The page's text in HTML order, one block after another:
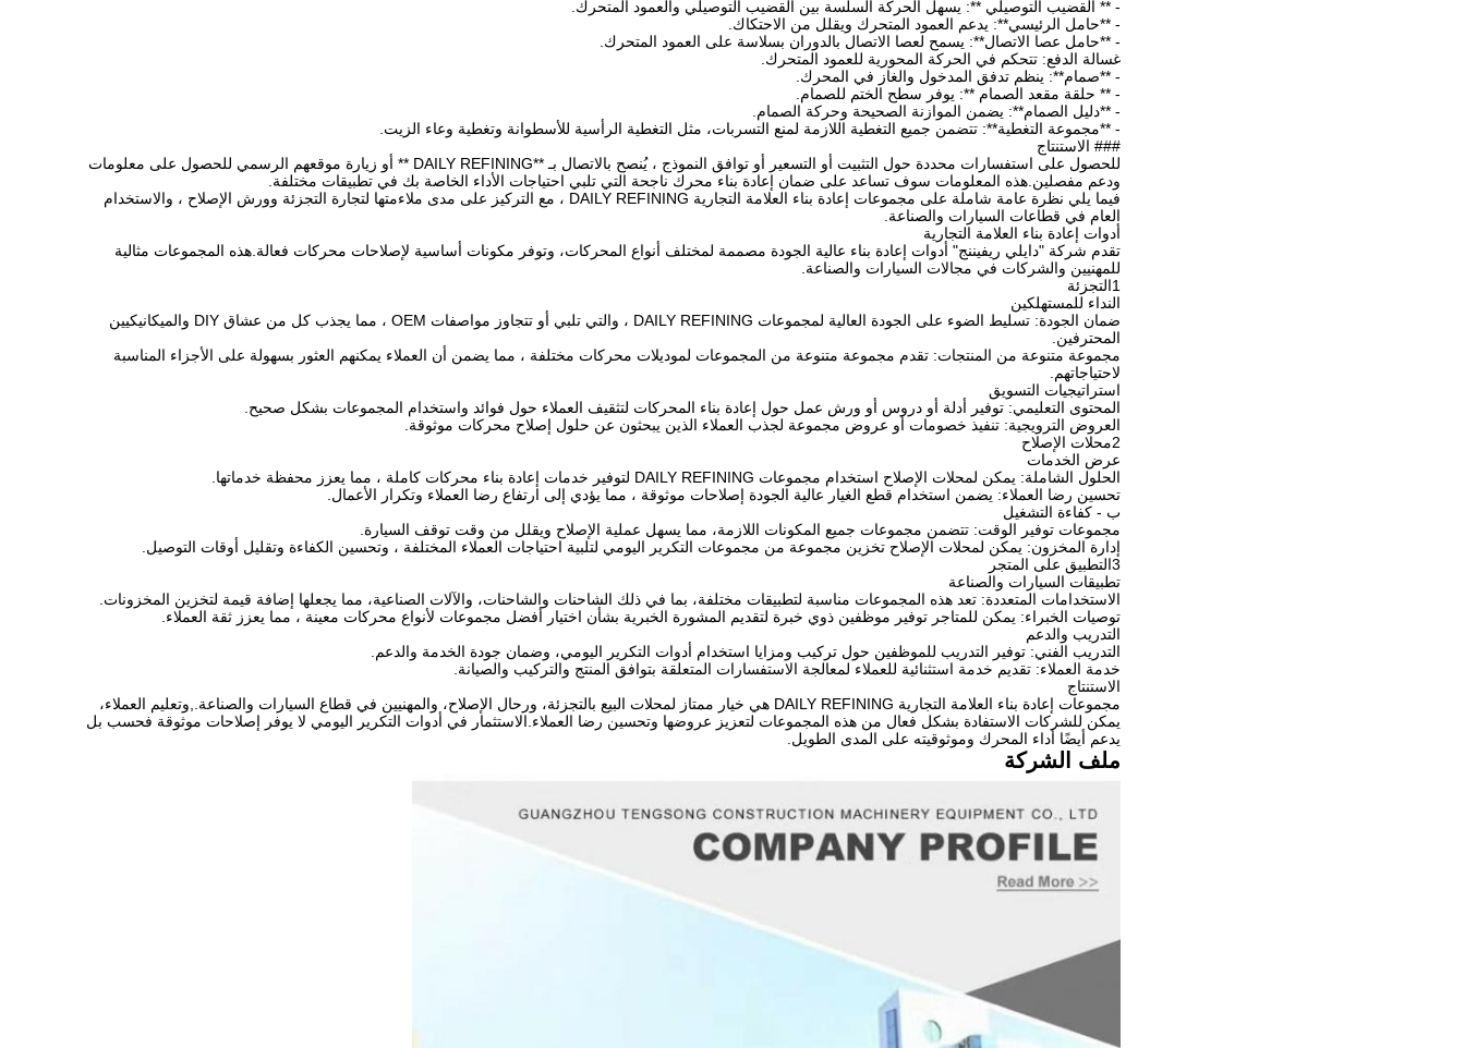
- ** القضيب التوصيلي **: يسهل الحركة السلسة بين القضيب التوصيلي والعمود المتحرك.
- **حامل الرئيسي**: يدعم العمود المتحرك ويقلل من الاحتكاك.
- **حامل عصا الاتصال**: يسمح لعصا الاتصال بالدوران بسلاسة على العمود المتحرك.
غسالة الدفع: تتحكم في الحركة المحورية للعمود المتحرك.
- **صمام**: ينظم تدفق المدخول والغاز في المحرك.
- ** حلقة مقعد الصمام **: يوفر سطح الختم للصمام.
- **دليل الصمام**: يضمن الموازنة الصحيحة وحركة الصمام.
- **مجموعة التغطية**: تتضمن جميع التغطية اللازمة لمنع التسربات، مثل التغطية الرأسية للأسطوانة وتغطية وعاء الزيت.
### الاستنتاج
للحصول على استفسارات محددة حول التثبيت أو التسعير أو توافق النموذج ، يُنصح بالاتصال بـ **DAILY REFINING ** أو زيارة موقعهم الرسمي للحصول على معلومات
ودعم مفصلين.هذه المعلومات سوف تساعد على ضمان إعادة بناء محرك ناجحة التي تلبي احتياجات الأداء الخاصة بك في تطبيقات مختلفة.
فيما يلي نظرة عامة شاملة على مجموعات إعادة بناء العلامة التجارية DAILY REFINING ، مع التركيز على مدى ملاءمتها لتجارة التجزئة وورش الإصلاح ، والاستخدام
العام في قطاعات السيارات والصناعة.
أدوات إعادة بناء العلامة التجارية
تقدم شركة "دايلي ريفيننج" أدوات إعادة بناء عالية الجودة مصممة لمختلف أنواع المحركات، وتوفر مكونات أساسية لإصلاحات محركات فعالة.هذه المجموعات مثالية
للمهنيين والشركات في مجالات السيارات والصناعة.
1التجزئة
النداء للمستهلكين
ضمان الجودة: تسليط الضوء على الجودة العالية لمجموعات DAILY REFINING ، والتي تلبي أو تتجاوز مواصفات OEM ، مما يجذب كل من عشاق DIY والميكانيكيين
المحترفين.
مجموعة متنوعة من المنتجات: تقدم مجموعة متنوعة من المجموعات لموديلات محركات مختلفة ، مما يضمن أن العملاء يمكنهم العثور بسهولة على الأجزاء المناسبة
لاحتياجاتهم.
استراتيجيات التسويق
المحتوى التعليمي: توفير أدلة أو دروس أو ورش عمل حول إعادة بناء المحركات لتثقيف العملاء حول فوائد واستخدام المجموعات بشكل صحيح.
العروض الترويجية: تنفيذ خصومات أو عروض مجموعة لجذب العملاء الذين يبحثون عن حلول إصلاح محركات موثوقة.
2محلات الإصلاح
عرض الخدمات
الحلول الشاملة: يمكن لمحلات الإصلاح استخدام مجموعات DAILY REFINING لتوفير خدمات إعادة بناء محركات كاملة ، مما يعزز محفظة خدماتها.
تحسين رضا العملاء: يضمن استخدام قطع الغيار عالية الجودة إصلاحات موثوقة ، مما يؤدي إلى ارتفاع رضا العملاء وتكرار الأعمال.
ب - كفاءة التشغيل
مجموعات توفير الوقت: تتضمن مجموعات جميع المكونات اللازمة، مما يسهل عملية الإصلاح ويقلل من وقت توقف السيارة.
إدارة المخزون: يمكن لمحلات الإصلاح تخزين مجموعة من مجموعات التكرير اليومي لتلبية احتياجات العملاء المختلفة ، وتحسين الكفاءة وتقليل أوقات التوصيل.
3التطبيق على المتجر
تطبيقات السيارات والصناعة
الاستخدامات المتعددة: تعد هذه المجموعات مناسبة لتطبيقات مختلفة، بما في ذلك الشاحنات والشاحنات، والآلات الصناعية، مما يجعلها إضافة قيمة لتخزين المخزونات.
توصيات الخبراء: يمكن للمتاجر توفير موظفين ذوي خبرة لتقديم المشورة الخبرية بشأن اختيار أفضل مجموعات لأنواع محركات معينة ، مما يعزز ثقة العملاء.
التدريب والدعم
التدريب الفني: توفير التدريب للموظفين حول تركيب ومزايا استخدام أدوات التكرير اليومي، وضمان جودة الخدمة والدعم.
خدمة العملاء: تقديم خدمة استثنائية للعملاء لمعالجة الاستفسارات المتعلقة بتوافق المنتج والتركيب والصيانة.
الاستنتاج
مجموعات إعادة بناء العلامة التجارية DAILY REFINING هي خيار ممتاز لمحلات البيع بالتجزئة، ورحال الإصلاح، والمهنيين في قطاع السيارات والصناعة.,وتعليم العملاء،
يمكن للشركات الاستفادة بشكل فعال من هذه المجموعات لتعزيز عروضها وتحسين رضا العملاء.الاستثمار في أدوات التكرير اليومي لا يوفر إصلاحات موثوقة فحسب بل
يدعم أيضًا أداء المحرك وموثوقيته على المدى الطويل.
ملف الشركة